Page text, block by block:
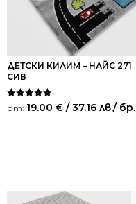
ДЕТСКИ КИЛИМ – НАЙС 271
СИВ
Оценено на
5.00
от: 19.00 € / 37.16 лв./ бр.